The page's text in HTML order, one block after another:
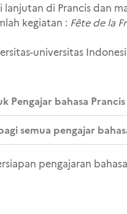
lanjutan di Prancis dan
kegiatan : Fête de la
universitas
Pengajar bahasa
semua pengajar
pengajaran